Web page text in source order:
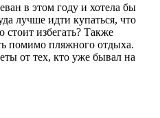
в этом году и хотела бы
лучше идти купаться, что
стоит избегать? Также
помимо пляжного отдыха.
от тех, кто уже бывал на